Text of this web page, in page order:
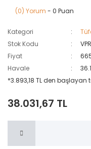
(0) Yorum - 0 Puan
Kategori
Stok Kodu
Fiyat
Havale
*3.893,18 TL den başlayan
38.031,67 TL